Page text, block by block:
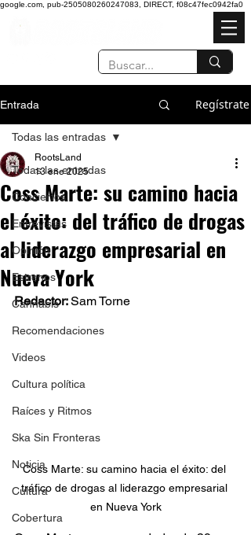
google.com, pub-2505080260247083, DIRECT, f08c47fec0942fa0
Entrada Regístrate
Todas las entradas
Conciertos
Entrevistas
Opinión
Estrenos
Cannabis
Recomendaciones
Videos
Cultura política
Raíces y Ritmos
Ska Sin Fronteras
Noticia
Cultura
Cobertura
Todas las entradas
Coss Marte: su camino hacia
el éxito: del tráfico de drogas
al liderazgo empresarial en
Nueva York
RootsLand
13 ene 2025
Redactor: Sam Torne
Coss Marte: su camino hacia el éxito: del
tráfico de drogas al liderazgo empresarial
en Nueva York